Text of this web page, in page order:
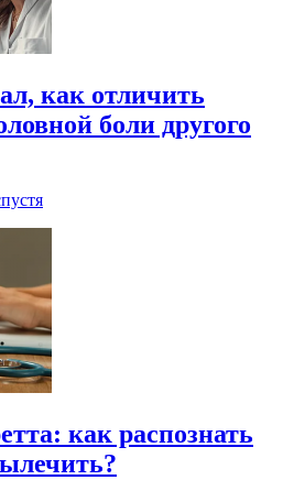
как отличить
боли другого
как распознать